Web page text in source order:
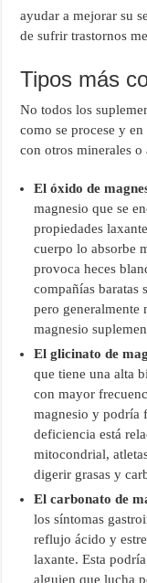
ayudar a mejorar su
de sufrir trastornos
Tipos más
No todos los
como se procese y
con otros minerales
El óxido de
magnesio que se
propiedades
cuerpo lo absorbe
provoca heces
compañías baratas
pero generalmente
magnesio
El glicinato de
que tiene una alta
con mayor
magnesio y podría
deficiencia está
mitocondrial,
digerir grasas y
El carbonato de
los síntomas
reflujo ácido y
laxante. Esta
alguien que lucha